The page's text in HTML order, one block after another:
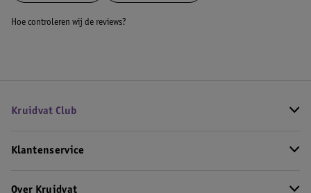
Hoe controleren wij de reviews?
Kruidvat Club
Klantenservice
Over Kruidvat